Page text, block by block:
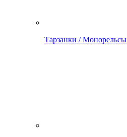
Тарзанки / Монорельсы